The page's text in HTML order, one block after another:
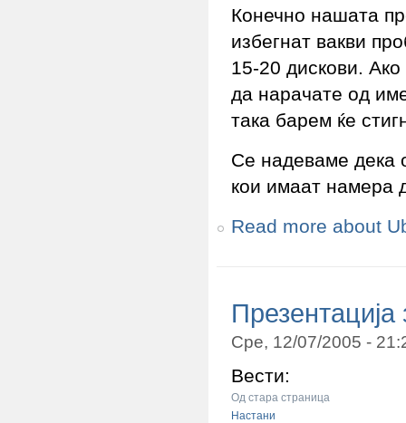
Конечно нашата
избегнат вакви
15-20 дискови.
да нарачате од
така барем ќе
Се надеваме дека
кои имаат намера
Read more about
Сре, 12/07/2005 -
Вести:
Од стара страница
Настани